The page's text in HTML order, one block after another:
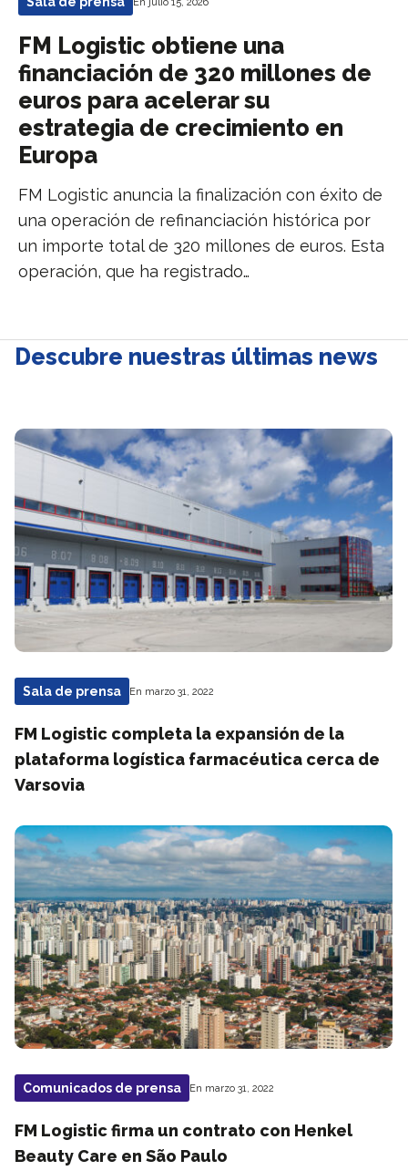
FM Logistic obtiene una
financiación de 320 millones de
euros para acelerar su
estrategia de crecimiento en
Europa
FM Logistic anuncia la finalización con éxito de
una operación de refinanciación histórica por
un importe total de 320 millones de euros. Esta
operación, que ha registrado…
Descubre nuestras últimas news
Sala de prensa En marzo 31, 2022
FM Logistic completa la expansión de la
plataforma logística farmacéutica cerca de
Varsovia
Comunicados de prensa En marzo 31, 2022
FM Logistic firma un contrato con Henkel
Beauty Care en São Paulo